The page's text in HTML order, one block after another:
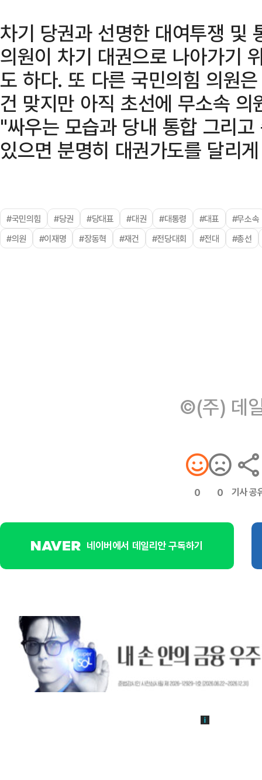
차기 당권과 선명한 대여투쟁 및
의원이 차기 대권으로 나아가기
도 하다. 또 다른 국민의힘 의원
건 맞지만 아직 초선에 무소속
"싸우는 모습과 당내 통합 그리
있으면 분명히 대권가도를 달리
#국민의힘 #당권 #당대표 #대권 #대통령 #대표
#무소속
#의원
#이재명 #장동혁 #재건 #전당대회 #전대 #총선
©(주) 데
0 0 기사 공
네이버에서 데일리안 구독하기